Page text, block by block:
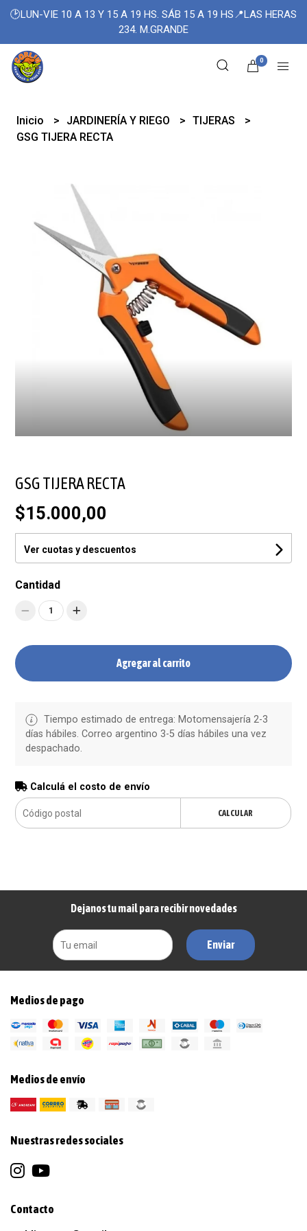
🕑LUN-VIE 10 A 13 Y 15 A 19 HS. SÁB 15 A 19 HS📍LAS HERAS
234. M.GRANDE
0
Inicio JARDINERÍA Y RIEGO
TIJERAS
GSG TIJERA RECTA
GSG TIJERA RECTA
$15.000,00
Ver cuotas y descuentos
Cantidad
1
Agregar al carrito
Tiempo estimado de entrega: Motomensajería 2-3
días hábiles. Correo argentino 3-5 días hábiles una vez
despachado.
Calculá el costo de envío
CALCULAR
Dejanos tu mail para recibir novedades
Enviar
Medios de pago
Medios de envío
Nuestras redes sociales
Contacto